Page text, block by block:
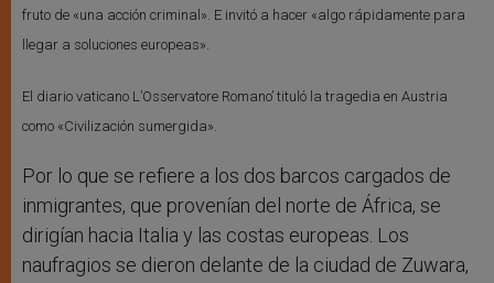
fruto de «una acción criminal». E invitó a hacer «algo rápidamente para
llegar a soluciones europeas».
El diario vaticano L’Osservatore Romano’ tituló la tragedia en Austria
como «Civilización sumergida».
Por lo que se refiere a los dos barcos cargados de
inmigrantes, que provenían del norte de África, se
dirigían hacia Italia y las costas europeas. Los
naufragios se dieron delante de la ciudad de Zuwara,